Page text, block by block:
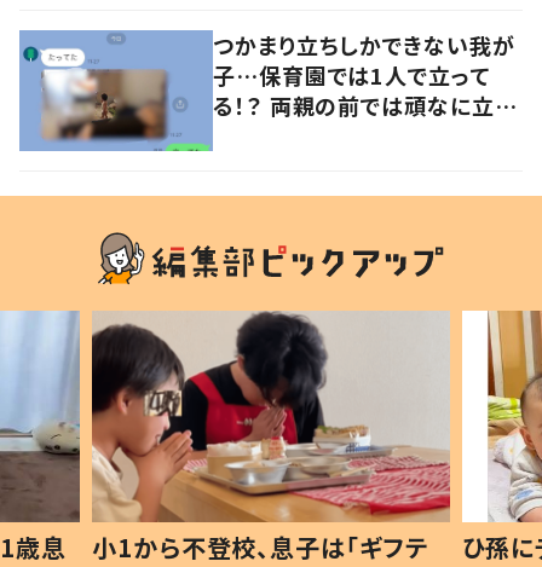
つかまり立ちしかできない我が
子…保育園では1人で立って
る！？ 両親の前では頑なに立た
歳息
小1から不登校、息子は「ギフテ
ひ孫